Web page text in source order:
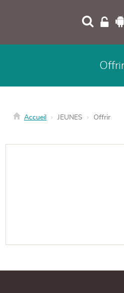
Offrir
Accueil JEUNES Offrir